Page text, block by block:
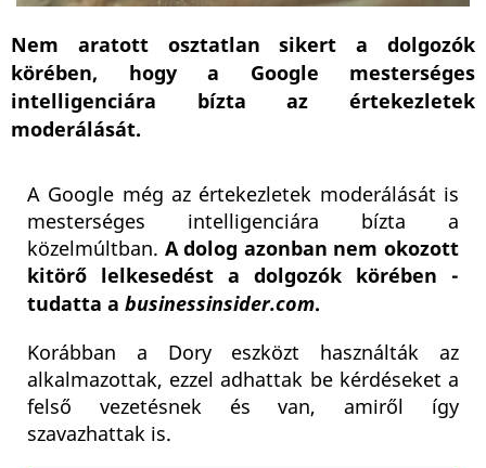
Nem aratott osztatlan sikert a dolgozók
körében, hogy a Google mesterséges
intelligenciára bízta az értekezletek
moderálását.
A Google még az értekezletek moderálását is
mesterséges intelligenciára bízta a
közelmúltban. A dolog azonban nem okozott
kitörő lelkesedést a dolgozók körében -
tudatta a businessinsider.com.
Korábban a Dory eszközt használták az
alkalmazottak, ezzel adhattak be kérdéseket a
felső vezetésnek és van, amiről így
szavazhattak is.